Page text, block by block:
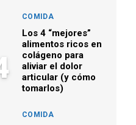
COMIDA
Los 4 “mejores”
alimentos ricos en
colágeno para
aliviar el dolor
articular (y cómo
tomarlos)
COMIDA